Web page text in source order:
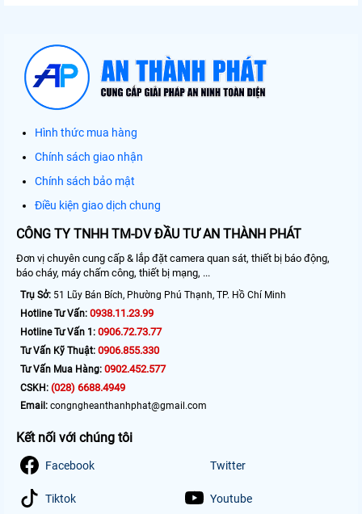
Hình thức mua hàng
Chính sách giao nhận
Chính sách bảo mật
Điều kiện giao dịch chung
CÔNG TY TNHH TM-DV ĐẦU TƯ AN THÀNH PHÁT
Đơn vị chuyên cung cấp & lắp đặt camera quan sát, thiết bị báo động,
báo cháy, máy chấm công, thiết bị mạng, ...
Trụ Sở: 51 Lũy Bán Bích, Phường Phú Thạnh, TP. Hồ Chí Minh
Hotline Tư Vấn: 0938.11.23.99
Hotline Tư Vấn 1: 0906.72.73.77
Tư Vấn Kỹ Thuật: 0906.855.330
Tư Vấn Mua Hàng: 0902.452.577
CSKH: (028) 6688.4949
Email: congngheanthanhphat@gmail.com
Kết nối với chúng tôi
Facebook Twitter
Tiktok Youtube